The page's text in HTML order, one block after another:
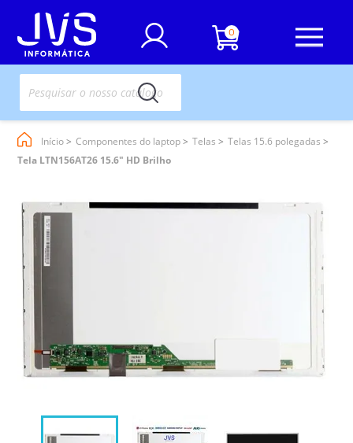
0
Início Componentes do laptop Telas
Telas 15.6 polegadas
Tela LTN156AT26 15.6" HD Brilho